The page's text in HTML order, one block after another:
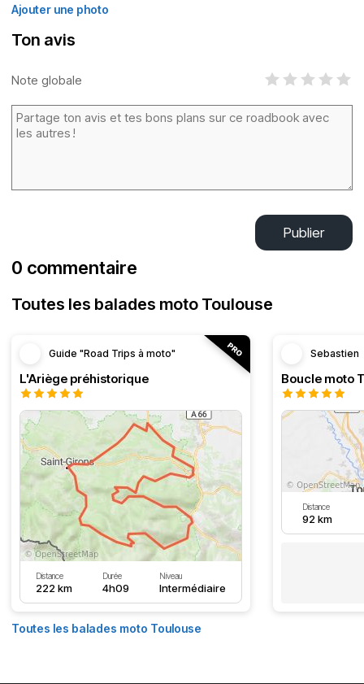
Ajouter une photo
Ton avis
Note globale
Publier
0 commentaire
Toutes les balades moto Toulouse
Guide "Road Trips à moto"
L'Ariège préhistorique
Distance
222 km
Durée
4h09
Niveau
Intermédiaire
Sebastien
Distance
92 km
Toutes les balades moto Toulouse